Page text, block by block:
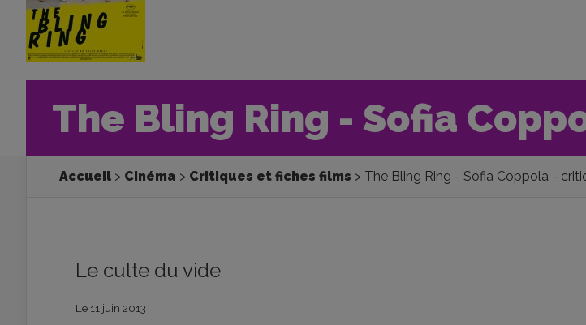
The Bling Ring - Sofia
Accueil Cinéma Critiques et fiches films The Bling Ring - Sofia Coppola -
Le culte du vide
Le 11 juin 2013